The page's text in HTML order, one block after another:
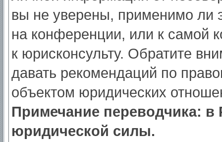
вы не уверены, применимо ли
на конференции, или к самой
к юрисконсульту. Обратите
давать рекомендаций по
объектом юридических
Примечание переводчика: в
юридической силы.